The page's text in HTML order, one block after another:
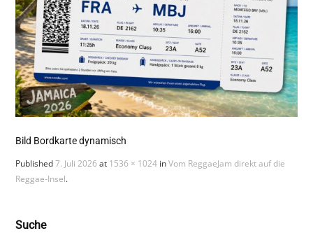
Bild Bordkarte dynamisch
Published7. Juli 2026 at 1536 × 1024 inVom ReggaeJam direkt auf die
Reggae-Insel.
Suche